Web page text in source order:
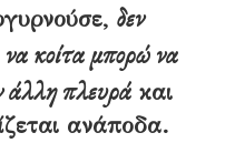
δεν
να κοίτα μπορώ να
άλλη πλευράκαι
ανάποδα.